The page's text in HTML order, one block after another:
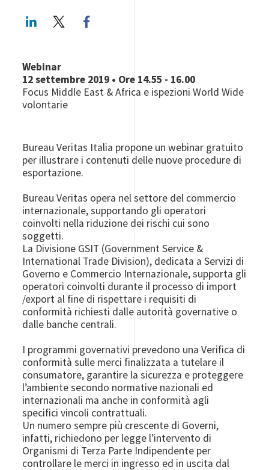
LinkedInTwitter
Webinar
12 settembre 2019 • Ore 14.55 - 16.00
Focus Middle East & Africa e ispezioni World Wide
volontarie
Bureau Veritas Italia propone un webinar gratuito
per illustrare i contenuti delle nuove procedure di
esportazione.
Bureau Veritas opera nel settore del commercio
internazionale, supportando gli operatori
coinvolti nella riduzione dei rischi cui sono
soggetti.
La Divisione GSIT (Government Service &
International Trade Division), dedicata a Servizi di
Governo e Commercio Internazionale, supporta gli
operatori coinvolti durante il processo di import
/export al fine di rispettare i requisiti di
conformità richiesti dalle autorità governative o
dalle banche centrali.
I programmi governativi prevedono una Verifica di
conformità sulle merci finalizzata a tutelare il
consumatore, garantire la sicurezza e proteggere
l’ambiente secondo normative nazionali ed
internazionali ma anche in conformità agli
specifici vincoli contrattuali.
Un numero sempre più crescente di Governi,
infatti, richiedono per legge l’intervento di
Organismi di Terza Parte Indipendente per
controllare le merci in ingresso ed in uscita dal